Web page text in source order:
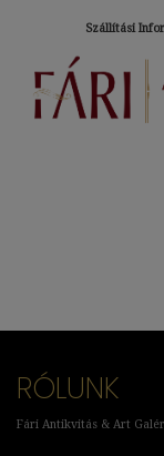
Szállítási
RÓLUNK
Fári Antikvitás & Art